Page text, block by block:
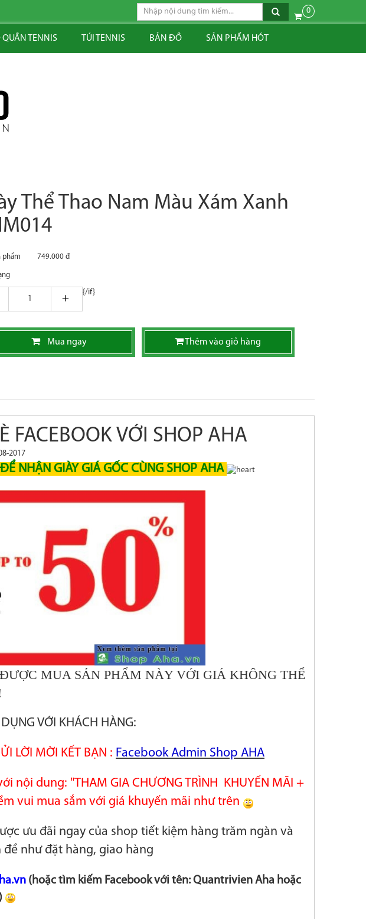
0
QUẦN TENNIS TÚI TENNIS BẢN ĐỒ SẢN PHẨM HÓT
Thể Thao Nam Màu Xám Xanh
phẩm 749.000 đ
tang
{/if}
Mua ngay Thêm vào giỏ hàng
FACEBOOK VỚI SHOP AHA
2017
NHẬN GIÀY GIÁ GỐC CÙNG SHOP AHA
MUA SẢN PHẨM NÀY VỚI GIÁ KHÔNG THỂ
VỚI KHÁCH HÀNG:
LỜI MỜI KẾT BẠN : Facebook Admin Shop AHA
nội dung: "THAM GIA CHƯƠNG TRÌNH KHUYẾN MÃI +
vui mua sắm với giá khuyến mãi như trên
ưu đãi ngay của shop tiết kiệm hàng trăm ngàn và
như đặt hàng, giao hàng
(hoặc tìm kiếm Facebook với tên: Quantrivien Aha hoặc